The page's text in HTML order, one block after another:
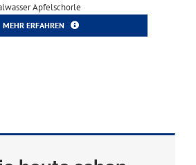
MEHR ERFAHREN